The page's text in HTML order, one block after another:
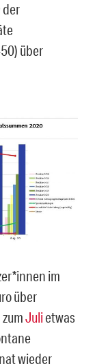
der
über
im
über
Julietwas
wieder